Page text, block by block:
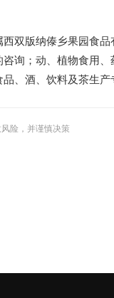
双版纳傣乡果园食
询；动、植物食用
、酒、饮料及茶生
险，并谨慎决策